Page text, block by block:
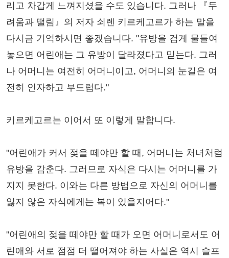
리고 차갑게 느껴지셨을 수도 있습니다. 그러나 『두
려움과 떨림』의 저자 쇠렌 키르케고르가 하는 말을
다시금 기억하시면 좋겠습니다. "유방을 검게 물들여
놓으면 어린애는 그 유방이 달라졌다고 믿는다. 그러
나 어머니는 여전히 어머니이고, 어머니의 눈길은 여
전히 인자하고 부드럽다."
키르케고르는 이어서 또 이렇게 말합니다.
"어린애가 커서 젖을 떼야만 할 때, 어머니는 처녀처럼
유방을 감춘다. 그러므로 자식은 다시는 어머니를 가
지지 못한다. 이와는 다른 방법으로 자신의 어머니를
잃지 않은 자식에게는 복이 있을지어다."
"어린애의 젖을 떼야만 할 때가 오면 어머니로서도 어
린애와 서로 점점 더 떨어져야 하는 사실은 역시 슬프